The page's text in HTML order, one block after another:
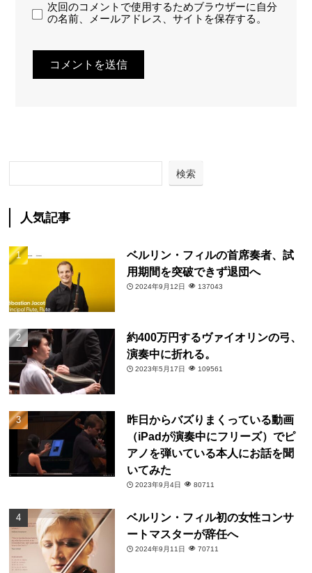
次回のコメントで使用するためブラウザーに自分
の名前、メールアドレス、サイトを保存する。
検索
人気記事
ベルリン・フィルの首席奏者、試
用期間を突破できず退団へ
2024年9月12日 137043
約400万円するヴァイオリンの弓、
演奏中に折れる。
2023年5月17日 109561
昨日からバズりまくっている動画
（iPadが演奏中にフリーズ）でピ
アノを弾いている本人にお話を聞
いてみた
2023年9月4日 80711
ベルリン・フィル初の女性コンサ
ートマスターが辞任へ
2024年9月11日 70711